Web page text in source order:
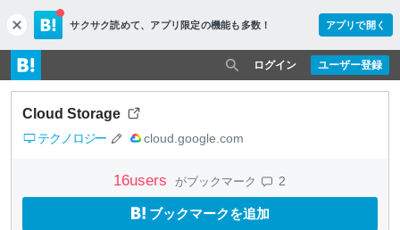
c
l
o
s
e
サクサク読めて、 アプリ限定の機能も多数！ アプリで開く
ユーザー登録
ログイン
Cloud Storage
テクノロジー cloud.google.com
16users がブックマーク 2
ブックマークを追加